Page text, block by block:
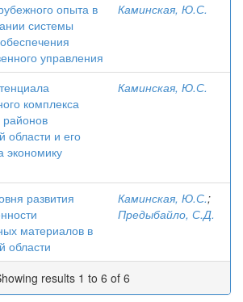
опыта в
системы
управления
Каминская, Ю.С.
комплекса
области и его
экономику
Каминская, Ю.С.
развития
материалов в
области
Каминская, Ю.С.;
Предыбайло, С.Д.
results 1 to 6 of 6